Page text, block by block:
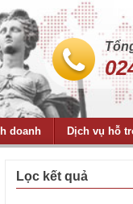
doanh Dịch vụ hỗ
Lọc kết quả